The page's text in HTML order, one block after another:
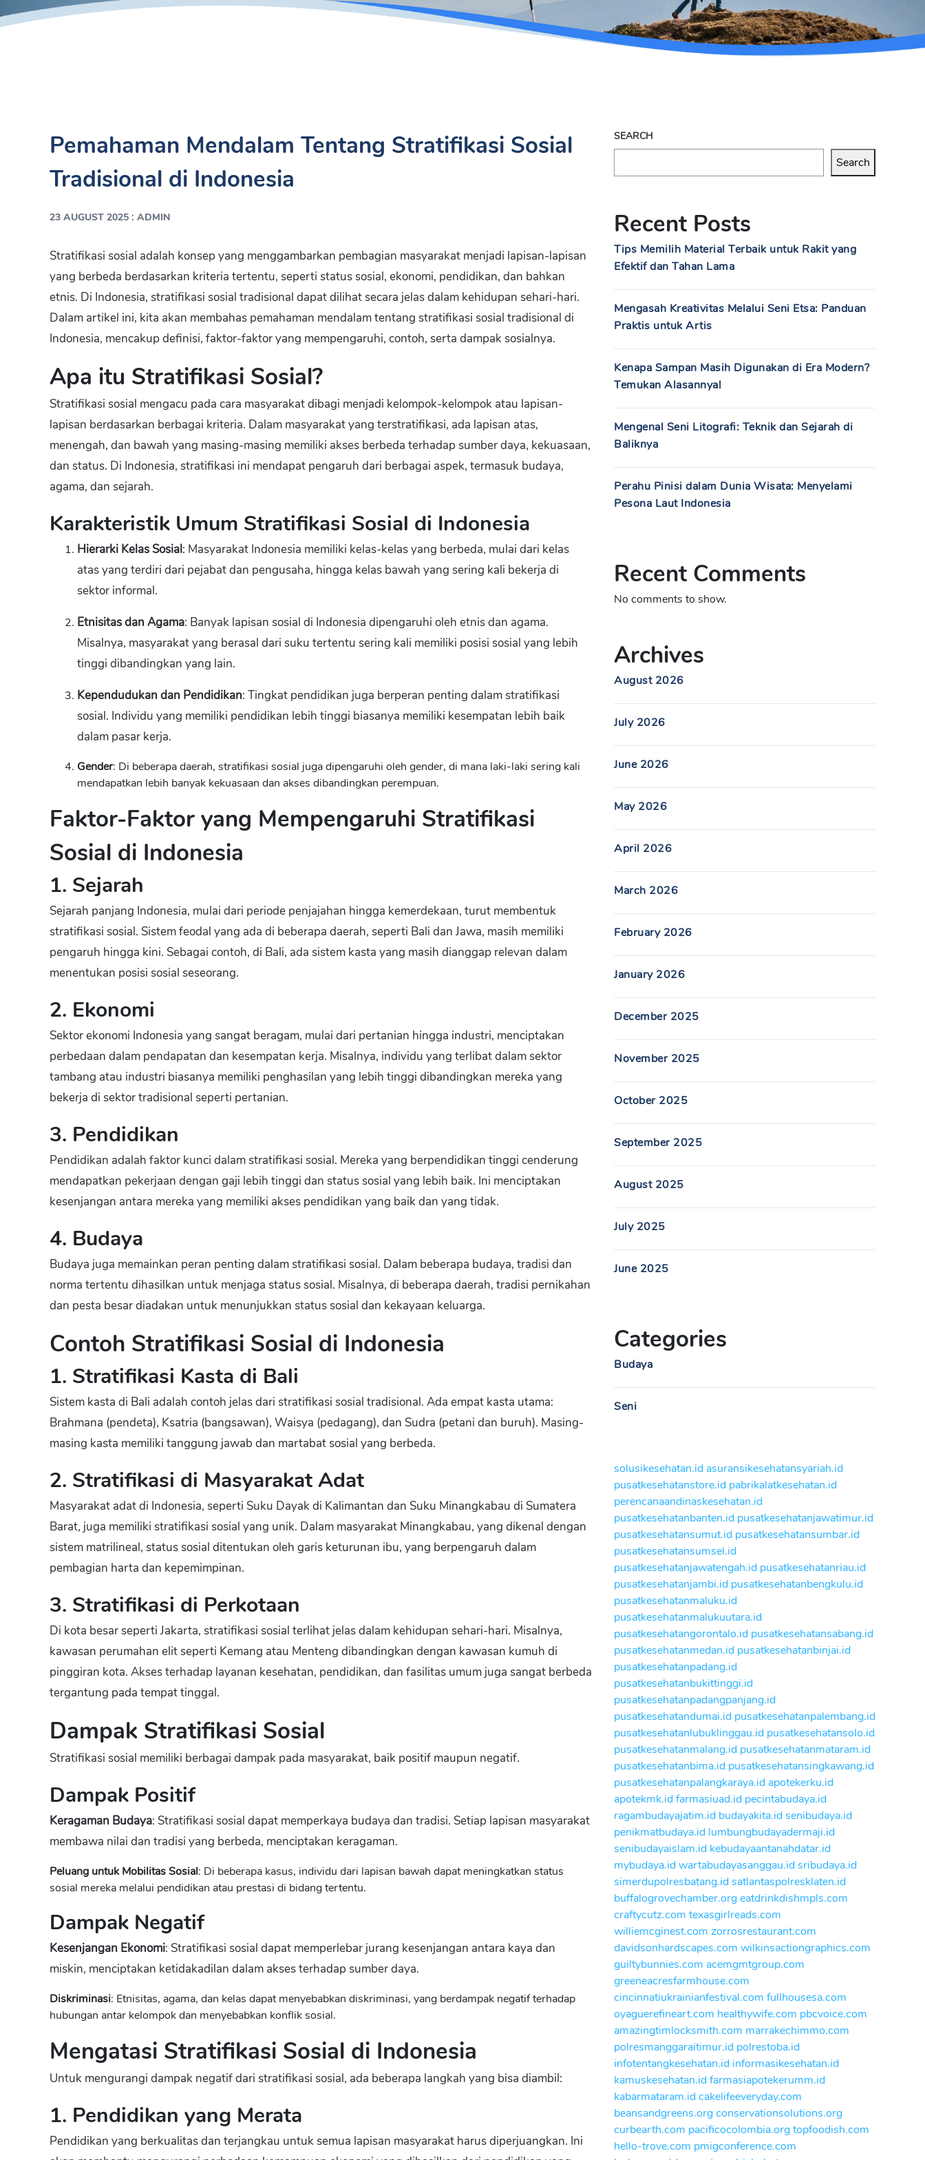
Pemahaman Mendalam Tentang Stratifikasi Sosial
Tradisional di Indonesia
23 AUGUST 2025 : ADMIN
Stratifikasi sosial adalah konsep yang menggambarkan pembagian masyarakat menjadi lapisan-lapisan
yang berbeda berdasarkan kriteria tertentu, seperti status sosial, ekonomi, pendidikan, dan bahkan
etnis. Di Indonesia, stratifikasi sosial tradisional dapat dilihat secara jelas dalam kehidupan sehari-hari.
Dalam artikel ini, kita akan membahas pemahaman mendalam tentang stratifikasi sosial tradisional di
Indonesia, mencakup definisi, faktor-faktor yang mempengaruhi, contoh, serta dampak sosialnya.
Apa itu Stratifikasi Sosial?
Stratifikasi sosial mengacu pada cara masyarakat dibagi menjadi kelompok-kelompok atau lapisan-
lapisan berdasarkan berbagai kriteria. Dalam masyarakat yang terstratifikasi, ada lapisan atas,
menengah, dan bawah yang masing-masing memiliki akses berbeda terhadap sumber daya, kekuasaan,
dan status. Di Indonesia, stratifikasi ini mendapat pengaruh dari berbagai aspek, termasuk budaya,
agama, dan sejarah.
Karakteristik Umum Stratifikasi Sosial di Indonesia
Hierarki Kelas Sosial: Masyarakat Indonesia memiliki kelas-kelas yang berbeda, mulai dari kelas
atas yang terdiri dari pejabat dan pengusaha, hingga kelas bawah yang sering kali bekerja di
sektor informal.
Etnisitas dan Agama: Banyak lapisan sosial di Indonesia dipengaruhi oleh etnis dan agama.
Misalnya, masyarakat yang berasal dari suku tertentu sering kali memiliki posisi sosial yang lebih
tinggi dibandingkan yang lain.
Kependudukan dan Pendidikan: Tingkat pendidikan juga berperan penting dalam stratifikasi
sosial. Individu yang memiliki pendidikan lebih tinggi biasanya memiliki kesempatan lebih baik
dalam pasar kerja.
Gender: Di beberapa daerah, stratifikasi sosial juga dipengaruhi oleh gender, di mana laki-laki sering kali
mendapatkan lebih banyak kekuasaan dan akses dibandingkan perempuan.
Faktor-Faktor yang Mempengaruhi Stratifikasi
Sosial di Indonesia
1. Sejarah
Sejarah panjang Indonesia, mulai dari periode penjajahan hingga kemerdekaan, turut membentuk
stratifikasi sosial. Sistem feodal yang ada di beberapa daerah, seperti Bali dan Jawa, masih memiliki
pengaruh hingga kini. Sebagai contoh, di Bali, ada sistem kasta yang masih dianggap relevan dalam
menentukan posisi sosial seseorang.
2. Ekonomi
Sektor ekonomi Indonesia yang sangat beragam, mulai dari pertanian hingga industri, menciptakan
perbedaan dalam pendapatan dan kesempatan kerja. Misalnya, individu yang terlibat dalam sektor
tambang atau industri biasanya memiliki penghasilan yang lebih tinggi dibandingkan mereka yang
bekerja di sektor tradisional seperti pertanian.
3. Pendidikan
Pendidikan adalah faktor kunci dalam stratifikasi sosial. Mereka yang berpendidikan tinggi cenderung
mendapatkan pekerjaan dengan gaji lebih tinggi dan status sosial yang lebih baik. Ini menciptakan
kesenjangan antara mereka yang memiliki akses pendidikan yang baik dan yang tidak.
4. Budaya
Budaya juga memainkan peran penting dalam stratifikasi sosial. Dalam beberapa budaya, tradisi dan
norma tertentu dihasilkan untuk menjaga status sosial. Misalnya, di beberapa daerah, tradisi pernikahan
dan pesta besar diadakan untuk menunjukkan status sosial dan kekayaan keluarga.
Contoh Stratifikasi Sosial di Indonesia
1. Stratifikasi Kasta di Bali
Sistem kasta di Bali adalah contoh jelas dari stratifikasi sosial tradisional. Ada empat kasta utama:
Brahmana (pendeta), Ksatria (bangsawan), Waisya (pedagang), dan Sudra (petani dan buruh). Masing-
masing kasta memiliki tanggung jawab dan martabat sosial yang berbeda.
2. Stratifikasi di Masyarakat Adat
Masyarakat adat di Indonesia, seperti Suku Dayak di Kalimantan dan Suku Minangkabau di Sumatera
Barat, juga memiliki stratifikasi sosial yang unik. Dalam masyarakat Minangkabau, yang dikenal dengan
sistem matrilineal, status sosial ditentukan oleh garis keturunan ibu, yang berpengaruh dalam
pembagian harta dan kepemimpinan.
3. Stratifikasi di Perkotaan
Di kota besar seperti Jakarta, stratifikasi sosial terlihat jelas dalam kehidupan sehari-hari. Misalnya,
kawasan perumahan elit seperti Kemang atau Menteng dibandingkan dengan kawasan kumuh di
pinggiran kota. Akses terhadap layanan kesehatan, pendidikan, dan fasilitas umum juga sangat berbeda
tergantung pada tempat tinggal.
Dampak Stratifikasi Sosial
Stratifikasi sosial memiliki berbagai dampak pada masyarakat, baik positif maupun negatif.
Dampak Positif
Keragaman Budaya: Stratifikasi sosial dapat memperkaya budaya dan tradisi. Setiap lapisan masyarakat
membawa nilai dan tradisi yang berbeda, menciptakan keragaman.
Peluang untuk Mobilitas Sosial: Di beberapa kasus, individu dari lapisan bawah dapat meningkatkan status
sosial mereka melalui pendidikan atau prestasi di bidang tertentu.
Dampak Negatif
Kesenjangan Ekonomi: Stratifikasi sosial dapat memperlebar jurang kesenjangan antara kaya dan
miskin, menciptakan ketidakadilan dalam akses terhadap sumber daya.
Diskriminasi: Etnisitas, agama, dan kelas dapat menyebabkan diskriminasi, yang berdampak negatif terhadap
hubungan antar kelompok dan menyebabkan konflik sosial.
Mengatasi Stratifikasi Sosial di Indonesia
Untuk mengurangi dampak negatif dari stratifikasi sosial, ada beberapa langkah yang bisa diambil:
1. Pendidikan yang Merata
Pendidikan yang berkualitas dan terjangkau untuk semua lapisan masyarakat harus diperjuangkan. Ini
SEARCH
Search
Recent Posts
Tips Memilih Material Terbaik untuk Rakit yang
Efektif dan Tahan Lama
Mengasah Kreativitas Melalui Seni Etsa: Panduan
Praktis untuk Artis
Kenapa Sampan Masih Digunakan di Era Modern?
Temukan Alasannya!
Mengenal Seni Litografi: Teknik dan Sejarah di
Baliknya
Perahu Pinisi dalam Dunia Wisata: Menyelami
Pesona Laut Indonesia
Recent Comments
No comments to show.
Archives
August 2026
July 2026
June 2026
May 2026
April 2026
March 2026
February 2026
January 2026
December 2025
November 2025
October 2025
September 2025
August 2025
July 2025
June 2025
Categories
Budaya
Seni
solusikesehatan.id asuransikesehatansyariah.id
pusatkesehatanstore.id pabrikalatkesehatan.id
perencanaandinaskesehatan.id
pusatkesehatanbanten.id pusatkesehatanjawatimur.id
pusatkesehatansumut.id pusatkesehatansumbar.id
pusatkesehatansumsel.id
pusatkesehatanjawatengah.id pusatkesehatanriau.id
pusatkesehatanjambi.id pusatkesehatanbengkulu.id
pusatkesehatanmaluku.id
pusatkesehatanmalukuutara.id
pusatkesehatangorontalo.id pusatkesehatansabang.id
pusatkesehatanmedan.id pusatkesehatanbinjai.id
pusatkesehatanpadang.id
pusatkesehatanbukittinggi.id
pusatkesehatanpadangpanjang.id
pusatkesehatandumai.id pusatkesehatanpalembang.id
pusatkesehatanlubuklinggau.id pusatkesehatansolo.id
pusatkesehatanmalang.id pusatkesehatanmataram.id
pusatkesehatanbima.id pusatkesehatansingkawang.id
pusatkesehatanpalangkaraya.id apotekerku.id
apotekmk.idfarmasiuad.id pecintabudaya.id
ragambudayajatim.id budayakita.idsenibudaya.id
penikmatbudaya.id lumbungbudayadermaji.id
senibudayaislam.id kebudayaantanahdatar.id
mybudaya.idwartabudayasanggau.idsribudaya.id
simerdupolresbatang.idsatlantaspolresklaten.id
buffalogrovechamber.orgeatdrinkdishmpls.com
craftycutz.com texasgirlreads.com
williemcginest.com zorrosrestaurant.com
davidsonhardscapes.com wilkinsactiongraphics.com
guiltybunnies.com acemgmtgroup.com
greeneacresfarmhouse.com
cincinnatiukrainianfestival.com fullhousesa.com
oyaguerefineart.com healthywife.com pbcvoice.com
amazingtimlocksmith.com marrakechimmo.com
polresmanggaraitimur.id polrestoba.id
infotentangkesehatan.id informasikesehatan.id
kamuskesehatan.idfarmasiapotekerumm.id
kabarmataram.idcakelifeeveryday.com
beansandgreens.orgconservationsolutions.org
curbearth.com pacificocolombia.orgtopfoodish.com
hello-trove.com pmigconference.com